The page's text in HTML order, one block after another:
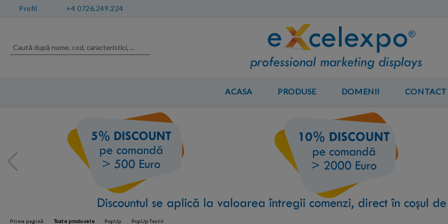
Profil +4 0726.249.224
ACASA PRODUSE DOMENII CONTACT
Prima pagină Toate produsele PopUp PopUp Textil